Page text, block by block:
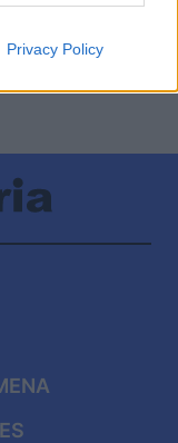
Privacy Policy